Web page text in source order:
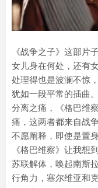
《战争之子》这部片
女儿身在何处，还有
处理得也是波澜不惊
犹如一段平常的插曲
分离之痛，《格巴维
痛，这两者都来自战
不愿阐释，即使是置
《格巴维察》让我想
苏联解体，唤起南斯
行角力，塞尔维亚和